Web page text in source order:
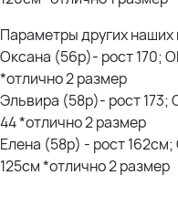
Параметры других
Оксана (56р)- рост 170;
*отлично 2 размер
Эльвира (58р)- рост 173;
44 *отлично 2 размер
Елена (58р) - рост
125см *отлично 2 размер